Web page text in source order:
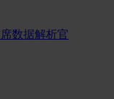
数据解析官